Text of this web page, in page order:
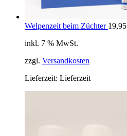
Welpenzeit beim Züchter 19,95
inkl. 7 % MwSt.
zzgl. Versandkosten
Lieferzeit: Lieferzeit